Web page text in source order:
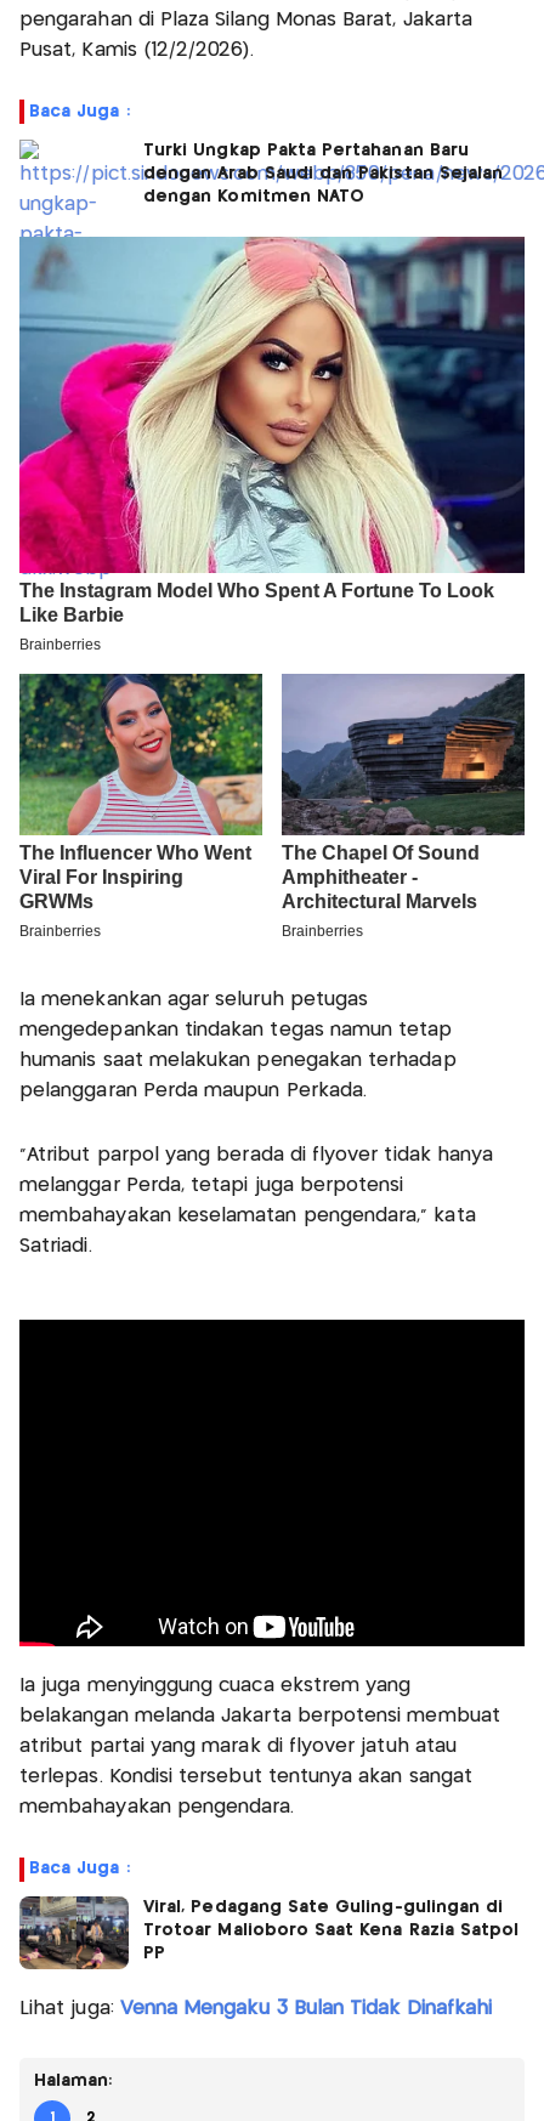
pengarahan di Plaza Silang Monas Barat, Jakarta
Pusat, Kamis (12/2/2026).
Baca Juga :
Turki Ungkap Pakta Pertahanan Baru
dengan Arab Saudi dan Pakistan Sejalan
dengan Komitmen NATO
Ia menekankan agar seluruh petugas
mengedepankan tindakan tegas namun tetap
humanis saat melakukan penegakan terhadap
pelanggaran Perda maupun Perkada.
“Atribut parpol yang berada di flyover tidak hanya
melanggar Perda, tetapi juga berpotensi
membahayakan keselamatan pengendara," kata
Satriadi.
Ia juga menyinggung cuaca ekstrem yang
belakangan melanda Jakarta berpotensi membuat
atribut partai yang marak di flyover jatuh atau
terlepas. Kondisi tersebut tentunya akan sangat
membahayakan pengendara.
Baca Juga :
Viral, Pedagang Sate Guling-gulingan di
Trotoar Malioboro Saat Kena Razia Satpol
PP
Lihat juga: Venna Mengaku 3 Bulan Tidak Dinafkahi
Halaman: